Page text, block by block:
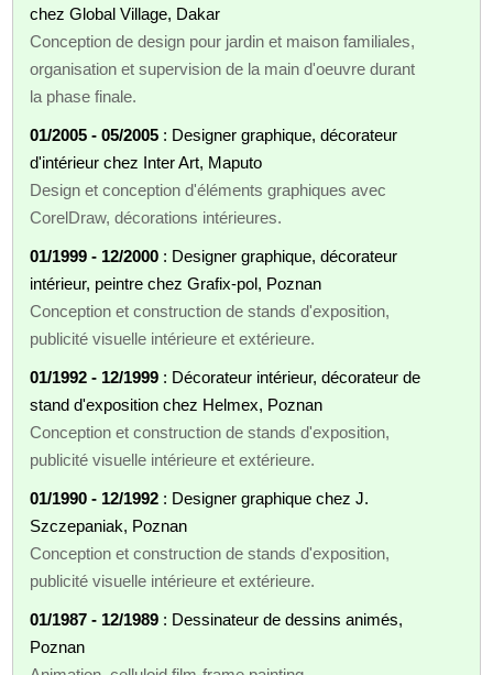
chez Global Village, Dakar
Conception de design pour jardin et maison familiales,
organisation et supervision de la main d'oeuvre durant
la phase finale.
01/2005 - 05/2005 : Designer graphique, décorateur
d'intérieur chez Inter Art, Maputo
Design et conception d'éléments graphiques avec
CorelDraw, décorations intérieures.
01/1999 - 12/2000 : Designer graphique, décorateur
intérieur, peintre chez Grafix-pol, Poznan
Conception et construction de stands d'exposition,
publicité visuelle intérieure et extérieure.
01/1992 - 12/1999 : Décorateur intérieur, décorateur de
stand d'exposition chez Helmex, Poznan
Conception et construction de stands d'exposition,
publicité visuelle intérieure et extérieure.
01/1990 - 12/1992 : Designer graphique chez J.
Szczepaniak, Poznan
Conception et construction de stands d'exposition,
publicité visuelle intérieure et extérieure.
01/1987 - 12/1989 : Dessinateur de dessins animés,
Poznan